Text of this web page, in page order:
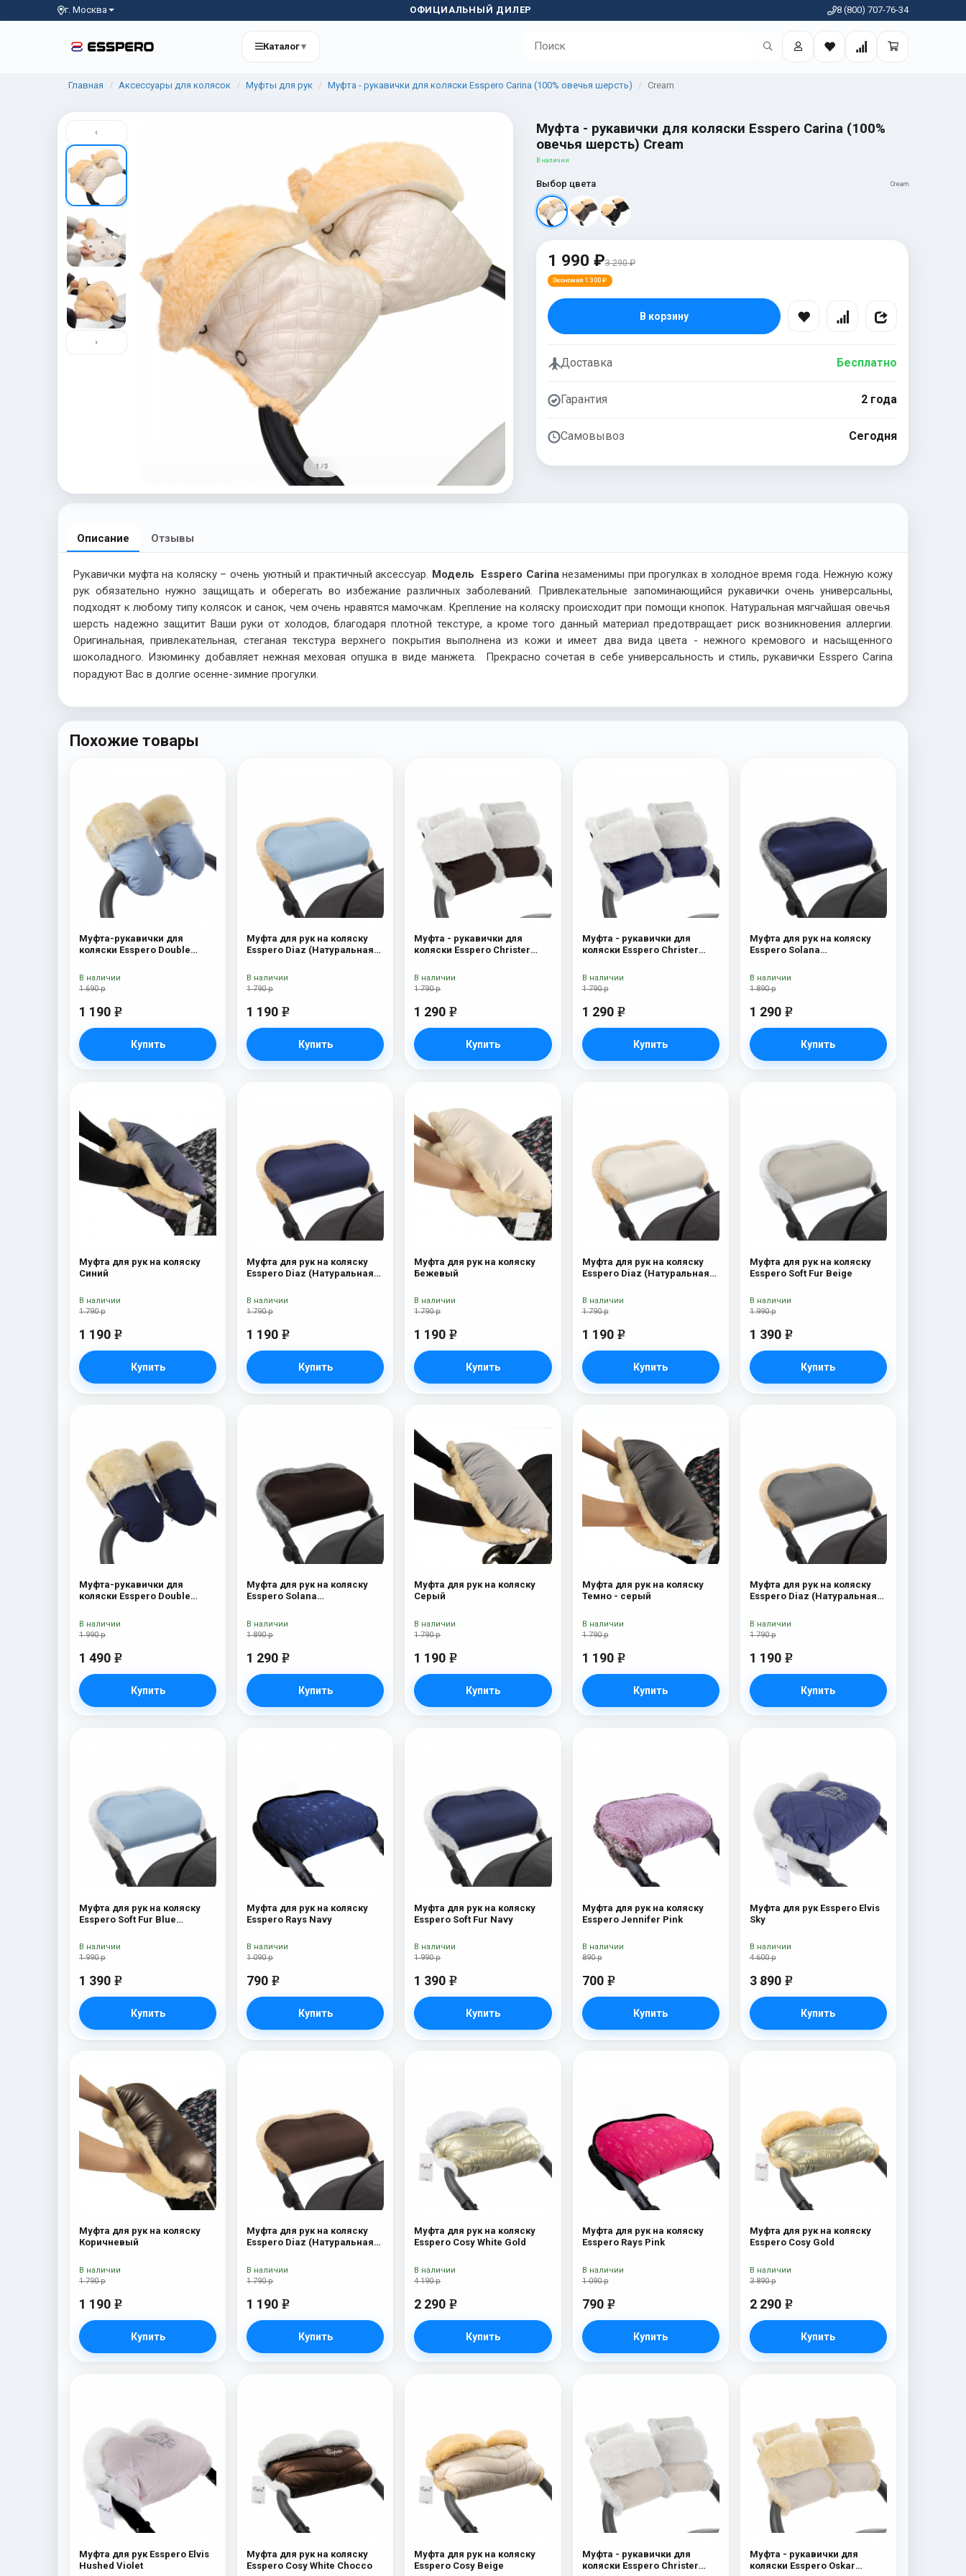
г. Москва ОФИЦИАЛЬНЫЙ ДИЛЕР 8 (800) 707-76-34
Каталог▾
Главная Аксессуары для колясок Муфты для рук Муфта - рукавички для коляски Esspero Carina (100% овечья шерсть) Cream
‹
›
1 / 3
Муфта - рукавички для коляски Esspero Carina (100%
овечья шерсть) Cream
В наличии
Выбор цвета Cream
1 990 ₽3 290 ₽
Экономия 1 300 ₽
В корзину
Доставка Бесплатно
Гарантия 2 года
Самовывоз Сегодня
Описание Отзывы
Рукавички муфта на коляску – очень уютный и практичный аксессуар. Модель Esspero Carinaнезаменимы при прогулках в холодное время года. Нежную кожу
рук обязательно нужно защищать и оберегать во избежание различных заболеваний. Привлекательные запоминающийся рукавички очень универсальны,
подходят к любому типу колясок и санок, чем очень нравятся мамочкам. Крепление на коляску происходит при помощи кнопок. Натуральная мягчайшая овечья
шерсть надежно защитит Ваши руки от холодов, благодаря плотной текстуре, а кроме того данный материал предотвращает риск возникновения аллергии.
Оригинальная, привлекательная, стеганая текстура верхнего покрытия выполнена из кожи и имеет два вида цвета - нежного кремового и насыщенного
шоколадного. Изюминку добавляет нежная меховая опушка в виде манжета. Прекрасно сочетая в себе универсальность и стиль, рукавички Esspero Carina
порадуют Вас в долгие осенне-зимние прогулки.
Похожие товары
Муфта-рукавички для
коляски Esspero Double
Mountain
1 690 р
1 190 e
Купить
В наличии
Муфта для рук на коляску
Esspero Diaz (Натуральная
1 790 р
1 190 e
Купить
В наличии
Муфта - рукавички для
коляски Esspero Christer
Chocolat
1 790 р
1 290 e
Купить
В наличии
Муфта - рукавички для
коляски Esspero Christer
1 790 р
1 290 e
Купить
В наличии
Муфта для рук на коляску
Esspero Solana
Ocean
1 890 р
1 290 e
Купить
В наличии
Муфта для рук на коляску
Синий
1 790 р
1 190 e
Купить
В наличии
Муфта для рук на коляску
Esspero Diaz (Натуральная
1 790 р
1 190 e
Купить
В наличии
Муфта для рук на коляску
Бежевый
1 790 р
1 190 e
Купить
В наличии
Муфта для рук на коляску
Esspero Diaz (Натуральная
1 790 р
1 190 e
Купить
В наличии
Муфта для рук на коляску
Esspero Soft Fur Beige
1 990 р
1 390 e
Купить
В наличии
Муфта-рукавички для
коляски Esspero Double
1 990 р
1 490 e
Купить
В наличии
Муфта для рук на коляску
Esspero Solana
Brown
1 890 р
1 290 e
Купить
В наличии
Муфта для рук на коляску
Серый
1 790 р
1 190 e
Купить
В наличии
Муфта для рук на коляску
Темно - серый
1 790 р
1 190 e
Купить
В наличии
Муфта для рук на коляску
Esspero Diaz (Натуральная
1 790 р
1 190 e
Купить
В наличии
Муфта для рук на коляску
Esspero Soft Fur Blue
1 990 р
1 390 e
Купить
В наличии
Муфта для рук на коляску
Esspero Rays Navy
1 090 р
790 e
Купить
В наличии
Муфта для рук на коляску
Esspero Soft Fur Navy
1 990 р
1 390 e
Купить
В наличии
Муфта для рук на коляску
Esspero Jennifer Pink
890 р
700 e
Купить
В наличии
Муфта для рук Esspero Elvis
Sky
4 600 р
3 890 e
Купить
В наличии
Муфта для рук на коляску
Коричневый
1 790 р
1 190 e
Купить
В наличии
Муфта для рук на коляску
Esspero Diaz (Натуральная
1 790 р
1 190 e
Купить
В наличии
Муфта для рук на коляску
Esspero Cosy White Gold
4 190 р
2 290 e
Купить
В наличии
Муфта для рук на коляску
Esspero Rays Pink
1 090 р
790 e
Купить
В наличии
Муфта для рук на коляску
Esspero Cosy Gold
3 890 р
2 290 e
Купить
В наличии
Муфта для рук Esspero Elvis
Hushed Violet
Муфта для рук на коляску
Esspero Cosy White Chocco
Муфта для рук на коляску
Esspero Cosy Beige
Муфта - рукавички для
коляски Esspero Christer
Муфта - рукавички для
коляски Esspero Oskar